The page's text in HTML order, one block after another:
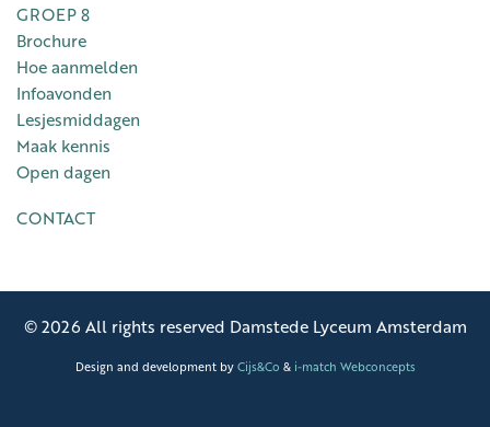
GROEP 8
Brochure
Hoe aanmelden
Infoavonden
Lesjesmiddagen
Maak kennis
Open dagen
CONTACT
© 2026 All rights reserved Damstede Lyceum Amsterdam
Design and development by Cijs&Co & i-match Webconcepts